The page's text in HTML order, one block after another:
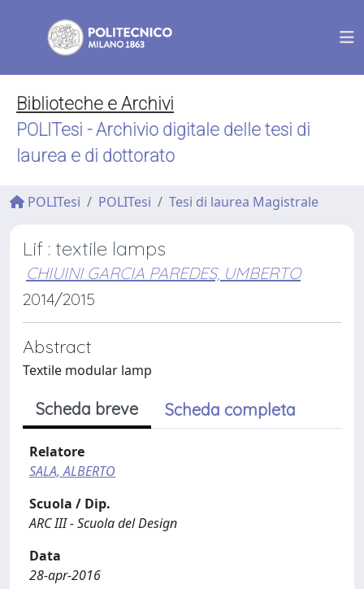
Biblioteche e Archivi
POLITesi - Archivio digitale delle tesi di
laurea e di dottorato
POLITesi POLITesi Tesi di laurea Magistrale
Lif : textile lamps
CHIUINI GARCIA PAREDES, UMBERTO
2014/2015
Abstract
Textile modular lamp
Scheda breve Scheda completa
Relatore
SALA, ALBERTO
Scuola / Dip.
ARC III - Scuola del Design
Data
28-apr-2016